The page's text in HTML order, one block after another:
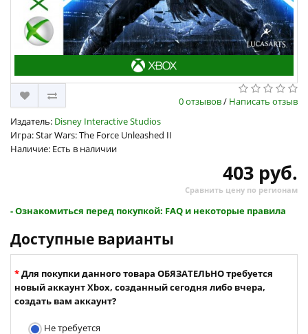
0 отзывов/ Написать отзыв
Издатель: Disney Interactive Studios
Игра: Star Wars: The Force Unleashed II
Наличие: Есть в наличии
403 руб.
Сравнить цену по регионам
- Ознакомиться перед покупкой: FAQ и некоторые правила
Доступные варианты
Для покупки данного товара ОБЯЗАТЕЛЬНО требуется
новый аккаунт Xbox, созданный сегодня либо вчера,
создать вам аккаунт?
Не требуется